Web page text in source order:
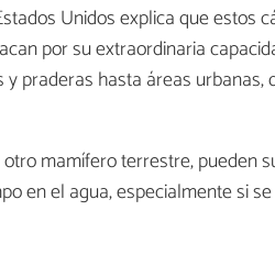
Unidos explica que estos
por su extraordinaria
y praderas hasta áreas
mamífero terrestre, pueden
en el agua, especialmente si